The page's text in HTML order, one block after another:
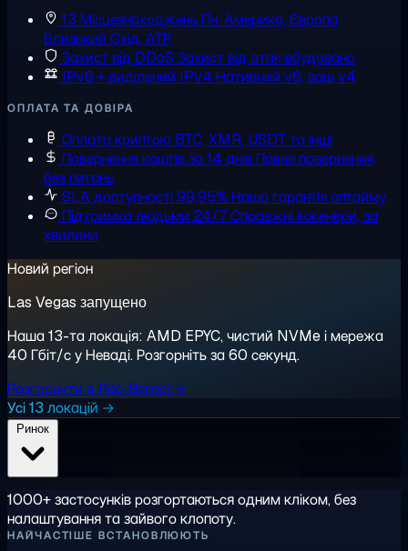
13 Місцезнаходжень Пн. Америка, Європа,
Близький Схід, АТР
Захист від DDoS Захист від атак вбудовано
IPv6 + виділений IPv4 Нативний v6, ваш v4
ОПЛАТА ТА ДОВІРА
Оплата криптою BTC, XMR, USDT та інші
Повернення коштів за 14 днів Повне повернення,
без питань
SLA доступності 99,95% Наша гарантія аптайму
Підтримка людьми 24/7Справжні інженери, за
хвилини
Новий регіон
Las Vegas запущено
Наша 13-та локація: AMD EPYC, чистий NVMe і мережа
40 Гбіт/с у Неваді. Розгорніть за 60 секунд.
Розгорнути в Лас-Вегасі →
Усі 13 локацій →
1000+ застосунків розгортаються одним кліком, без
налаштування та зайвого клопоту.
НАЙЧАСТІШЕ ВСТАНОВЛЮЮТЬ